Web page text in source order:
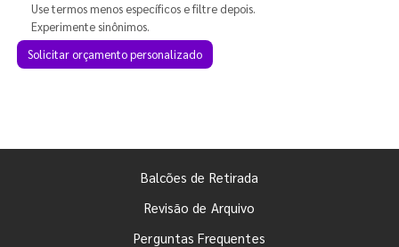
Use termos menos específicos e filtre depois.
Experimente sinônimos.
Solicitar orçamento personalizado
Balcões de Retirada
Revisão de Arquivo
Perguntas Frequentes